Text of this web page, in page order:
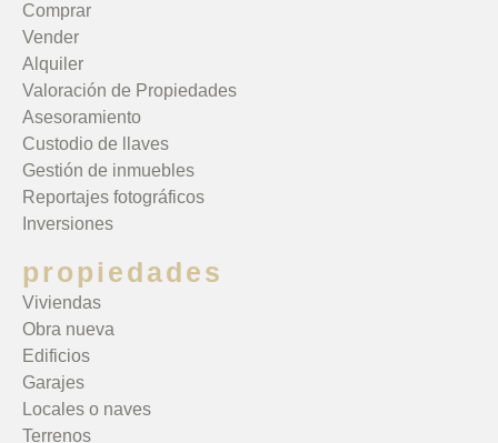
Comprar
Vender
Alquiler
Valoración de Propiedades
Asesoramiento
Custodio de llaves
Gestión de inmuebles
Reportajes fotográficos
Inversiones
propiedades
Viviendas
Obra nueva
Edificios
Garajes
Locales o naves
Terrenos